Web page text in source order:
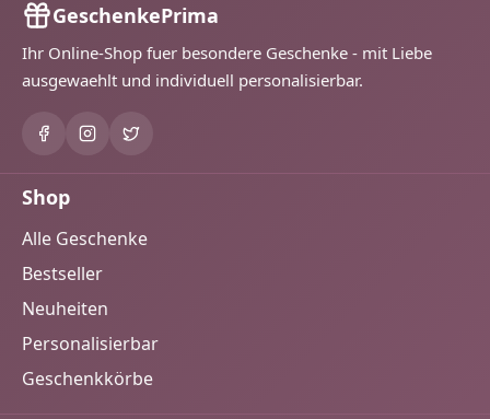
GeschenkePrima
Ihr Online-Shop fuer besondere Geschenke - mit Liebe
ausgewaehlt und individuell personalisierbar.
Shop
Alle Geschenke
Bestseller
Neuheiten
Personalisierbar
Geschenkkörbe